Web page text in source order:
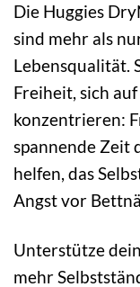
Die Huggies
sind mehr als
Lebensqualität.
Freiheit, sich
konzentrieren:
spannende Zeit
helfen, das
Angst vor
Unterstütze
mehr